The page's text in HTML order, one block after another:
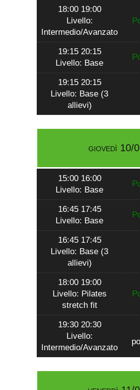
18:00 19:00
Livello:
Intermedio/Avanzato
19:15 20:15
Livello: Base
19:15 20:15
Livello: Base (3
allievi)
giovedì 10/
15:00 16:00
Livello: Base
16:45 17:45
Livello: Base
16:45 17:45
Livello: Base (3
allievi)
18:00 19:00
Livello: Pilates
stretch fit
19:30 20:30
Livello:
Intermedio/Avanzato